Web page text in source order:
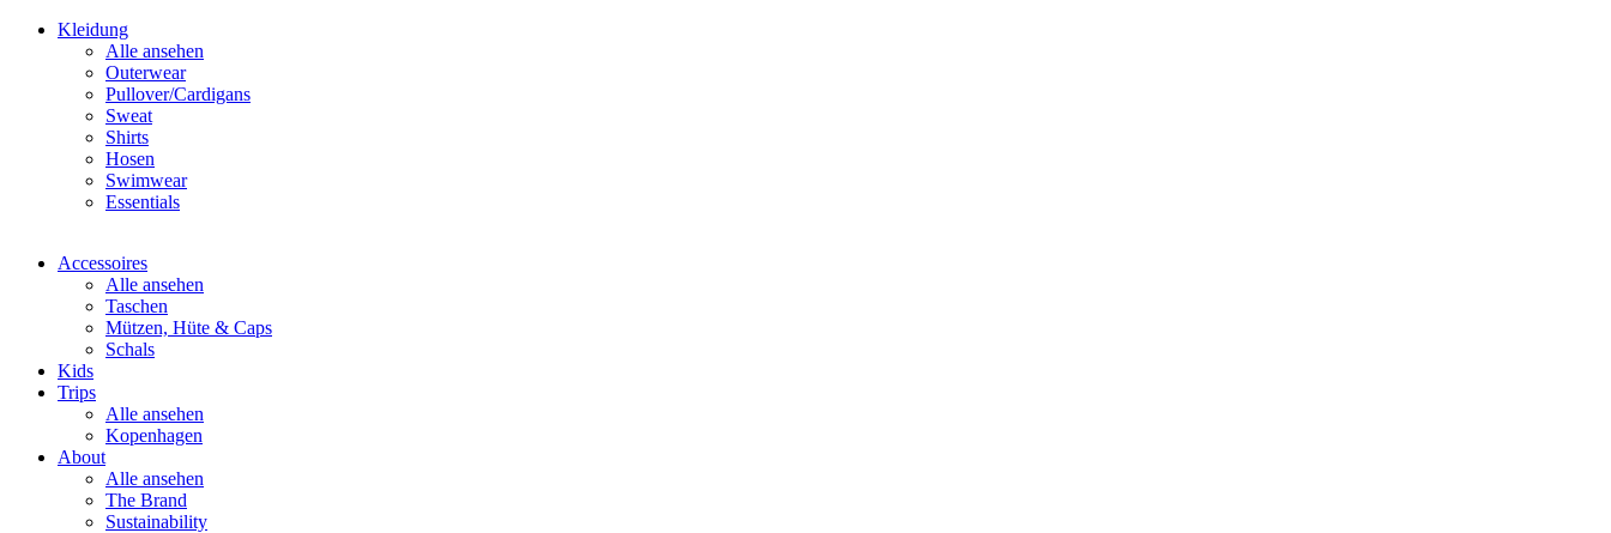
Kleidung
Alle ansehen
Outerwear
Pullover/Cardigans
Sweat
Shirts
Hosen
Swimwear
Essentials
Accessoires
Alle ansehen
Taschen
Mützen, Hüte & Caps
Schals
Kids
Trips
Alle ansehen
Kopenhagen
About
Alle ansehen
The Brand
Sustainability